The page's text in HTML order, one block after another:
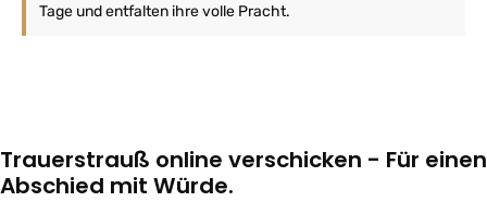
Tage und entfalten ihre volle Pracht.
Trauerstrauß online verschicken - Für einen
Abschied mit Würde.